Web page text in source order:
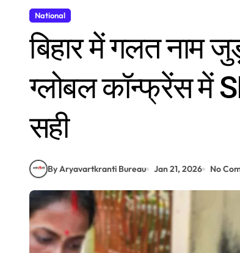
National
बिहार में गलत नाम
ग्लोबल कॉन्फ्रेंस में
सही
By Aryavartkranti Bureau Jan 21, 2026 No